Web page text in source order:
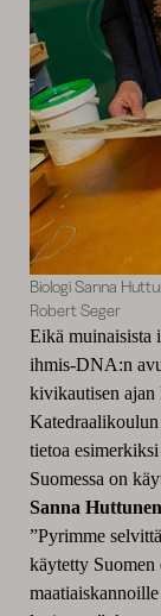
Biologi Sanna
Robert Seger
Eikä muinaisista
ihmis-DNA:n
kivikautisen ajan
tietoa
Suomessa on
Sanna Huttunen
”Pyrimme
käytetty